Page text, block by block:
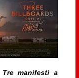
Tre manifesti a